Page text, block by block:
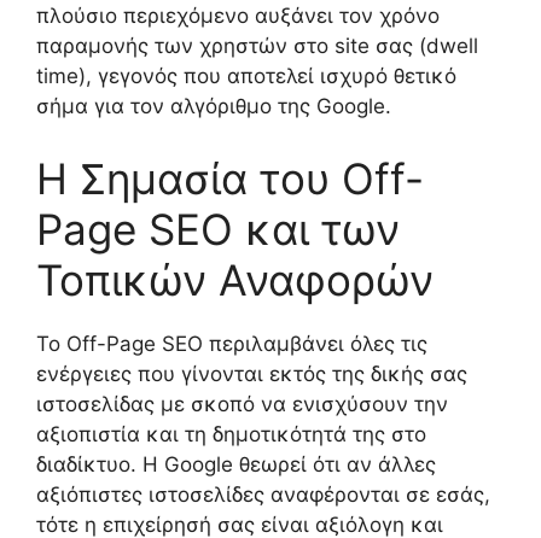
πλούσιο περιεχόμενο αυξάνει τον χρόνο
παραμονής των χρηστών στο site σας (dwell
time), γεγονός που αποτελεί ισχυρό θετικό
σήμα για τον αλγόριθμο της Google.
Η Σημασία του Off-
Page SEO και των
Τοπικών Αναφορών
Το Off-Page SEO περιλαμβάνει όλες τις
ενέργειες που γίνονται εκτός της δικής σας
ιστοσελίδας με σκοπό να ενισχύσουν την
αξιοπιστία και τη δημοτικότητά της στο
διαδίκτυο. Η Google θεωρεί ότι αν άλλες
αξιόπιστες ιστοσελίδες αναφέρονται σε εσάς,
τότε η επιχείρησή σας είναι αξιόλογη και